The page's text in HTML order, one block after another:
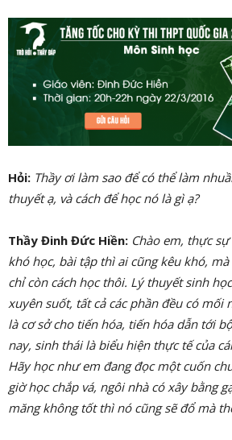
Hỏi: Thầy ơi làm sao để có thể làm
thuyết ạ, và cách để học nó là gì ạ?
Thầy Đinh Đức Hiền: Chào em, thực
khó học, bài tập thì ai cũng kêu khó,
chỉ còn cách học thôi. Lý thuyết sinh
xuyên suốt, tất cả các phần đều có mối
là cơ sở cho tiến hóa, tiến hóa dẫn tới
nay, sinh thái là biểu hiện thực tế của
Hãy học như em đang đọc một cuốn
giờ học chắp vá, ngôi nhà có xây bằng
măng không tốt thì nó cũng sẽ đổ mà